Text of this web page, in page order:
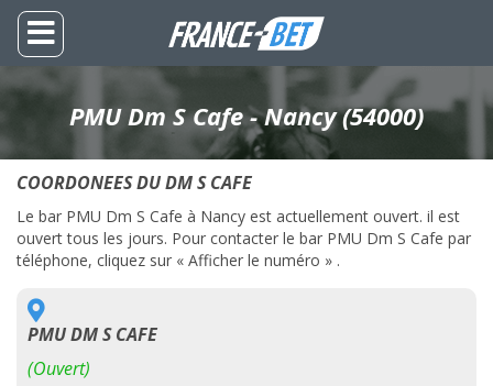
PMU Dm S Cafe - Nancy (54000)
COORDONEES DU DM S CAFE
Le bar PMU Dm S Cafe à Nancy est actuellement ouvert. il est
ouvert tous les jours. Pour contacter le bar PMU Dm S Cafe par
téléphone, cliquez sur « Afficher le numéro » .
PMU DM S CAFE
(Ouvert)